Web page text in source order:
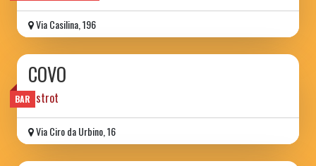
Via Casilina, 196
BAR
COVO
bistrot
Via Ciro da Urbino, 16